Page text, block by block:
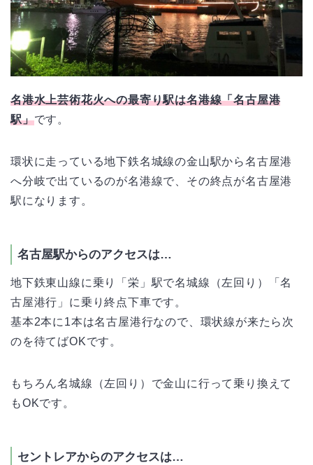
名港水上芸術花火への最寄り駅は名港線「名古屋港
駅」です。
環状に走っている地下鉄名城線の金山駅から名古屋港
へ分岐で出ているのが名港線で、その終点が名古屋港
駅になります。
名古屋駅からのアクセスは…
地下鉄東山線に乗り「栄」駅で名城線（左回り）「名
古屋港行」に乗り終点下車です。
基本2本に1本は名古屋港行なので、環状線が来たら次
のを待てばOKです。
もちろん名城線（左回り）で金山に行って乗り換えて
もOKです。
セントレアからのアクセスは…